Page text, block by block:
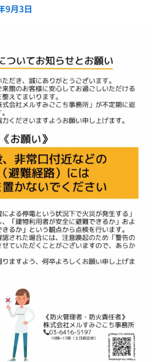
9月3日